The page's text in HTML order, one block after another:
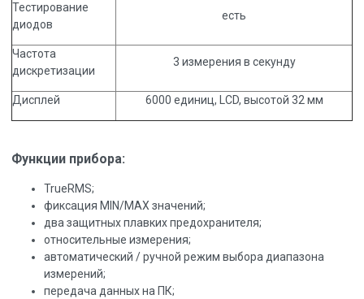
Тестирование
диодов
есть
Частота
дискретизации
3 измерения в секунду
Дисплей 6000 единиц, LCD, высотой 32 мм
Функции прибора:
TrueRMS;
фиксация MIN/MAX значений;
два защитных плавких предохранителя;
относительные измерения;
автоматический / ручной режим выбора диапазона
измерений;
передача данных на ПК;